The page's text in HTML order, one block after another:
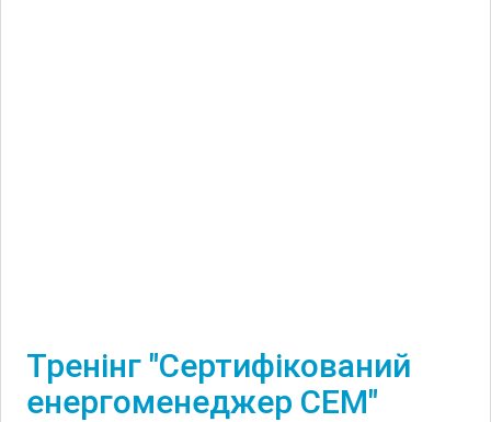
Тренінг "Сертифікований
енергоменеджер СЕМ"